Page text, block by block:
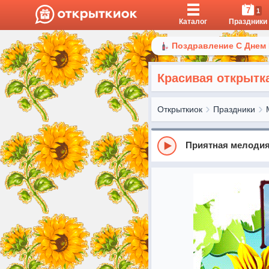
Каталог
7 1
Праздники
Поздравление С
Красивая
Открыткиок Праздники
Приятная